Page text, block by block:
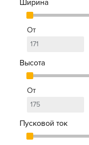
Ширина
От
Высота
От
Пусковой ток